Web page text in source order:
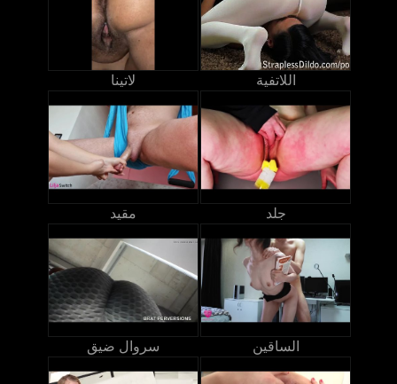
لاتينا اللاتفية
مقيد جلد
سروال ضيق الساقين